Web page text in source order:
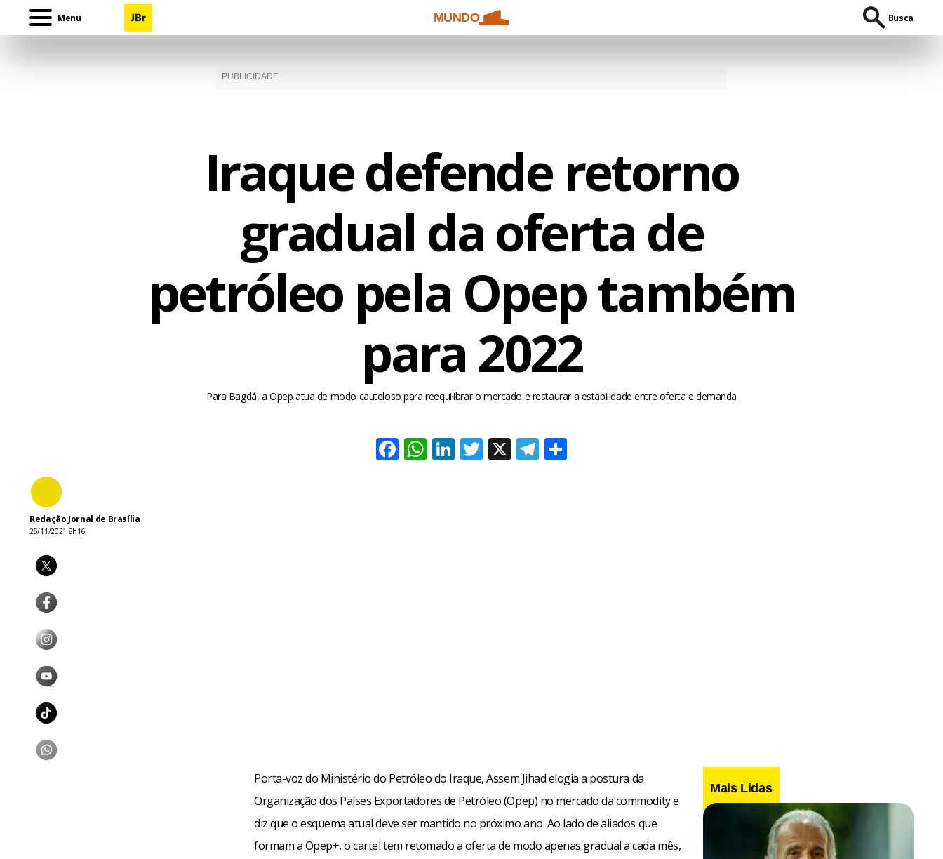
Menu MUNDO Busca
Iraque defende retorno
gradual da oferta de
petróleo pela Opep também
para 2022
Para Bagdá, a Opep atua de modo cauteloso para reequilibrar o mercado e restaurar a estabilidade entre oferta e demanda
Facebook
WhatsApp
LinkedIn
Twitter
X Telegram
Redação Jornal de Brasília
25/11/2021 8h16
Porta-voz do Ministério do Petróleo do Iraque, Assem Jihad elogia a postura da
Organização dos Países Exportadores de Petróleo (Opep) no mercado da commodity e
diz que o esquema atual deve ser mantido no próximo ano. Ao lado de aliados que
formam a Opep+, o cartel tem retomado a oferta de modo apenas gradual a cada mês,
Mais Lidas